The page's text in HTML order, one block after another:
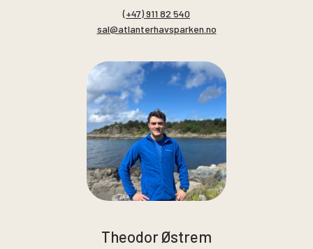
(+47) 911 82 540
sal@atlanterhavsparken.no
Theodor Østrem